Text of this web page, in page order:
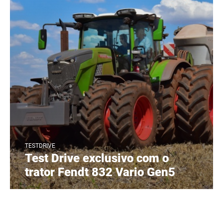
TESTDRIVE
Test Drive exclusivo com o
trator Fendt 832 Vario Gen5